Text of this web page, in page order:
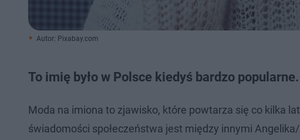
Autor: Pixabay.com
To imię było w Polsce kiedyś bardzo
Moda na imiona to zjawisko, które powtarza się co kilka
świadomości społeczeństwa jest między innymi